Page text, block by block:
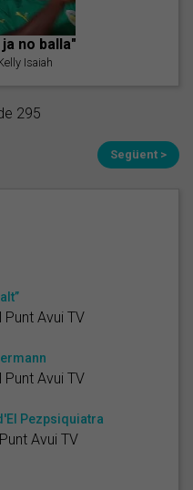
no balla"
Isaiah
295
Següent >
Avui TV
Avui TV
Pezpsiquiatra
Avui TV